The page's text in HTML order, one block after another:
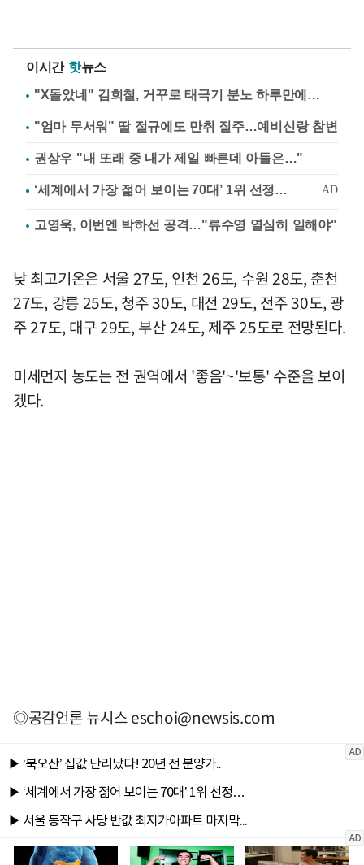
이시간 핫뉴스
"X돌았네" 김희철, 거꾸로 태극기 분노 하루만에…
"엄마 무서워" 딸 절규에도 만취 질주…예비신랑 참변
권상우 "내 또래 중 내가 제일 빠른데 아들은…"
고영욱, 이번엔 박하선 공격…"류수영 열심히 일해야"
낮 최고기온은 서울 27도, 인천 26도, 수원 28도, 춘천
27도, 강릉 25도, 청주 30도, 대전 29도, 전주 30도, 광
주 27도, 대구 29도, 부산 24도, 제주 25도로 전망된다.
미세먼지 농도는 전 권역에서 '좋음'~'보통' 수준을 보이
겠다.
◎공감언론 뉴시스eschoi@newsis.com